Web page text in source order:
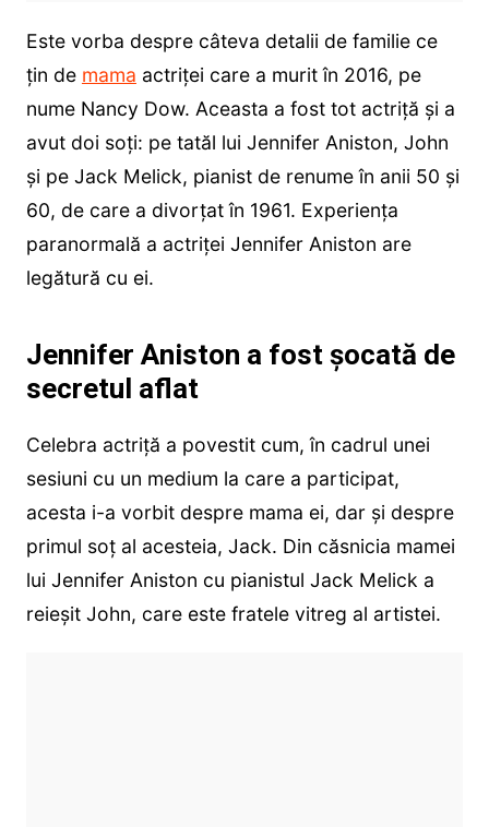
Este vorba despre câteva detalii de familie ce
țin de mama actriței care a murit în 2016, pe
nume Nancy Dow. Aceasta a fost tot actriță și a
avut doi soți: pe tatăl lui Jennifer Aniston, John
și pe Jack Melick, pianist de renume în anii 50 și
60, de care a divorțat în 1961. Experiența
paranormală a actriței Jennifer Aniston are
legătură cu ei.
Jennifer Aniston a fost șocată de
secretul aflat
Celebra actriță a povestit cum, în cadrul unei
sesiuni cu un medium la care a participat,
acesta i-a vorbit despre mama ei, dar și despre
primul soț al acesteia, Jack. Din căsnicia mamei
lui Jennifer Aniston cu pianistul Jack Melick a
reieșit John, care este fratele vitreg al artistei.